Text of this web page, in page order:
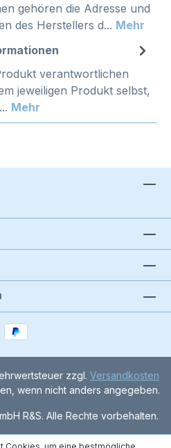
gehören die Adresse und
des Herstellers d... Mehr
verantwortlichen
jeweiligen Produkt selbst,
Mehr
zzgl. Versandkosten
wenn nicht anders angegeben.
R&S. Alle Rechte vorbehalten.